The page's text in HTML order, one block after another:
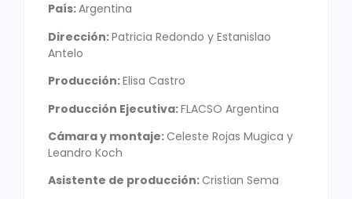
País:Argentina
Dirección:Patricia Redondo y Estanislao
Antelo
Producción:Elisa Castro
Producción Ejecutiva:FLACSO Argentina
Cámara y montaje:Celeste Rojas Mugica y
Leandro Koch
Asistente de producción:Cristian Sema